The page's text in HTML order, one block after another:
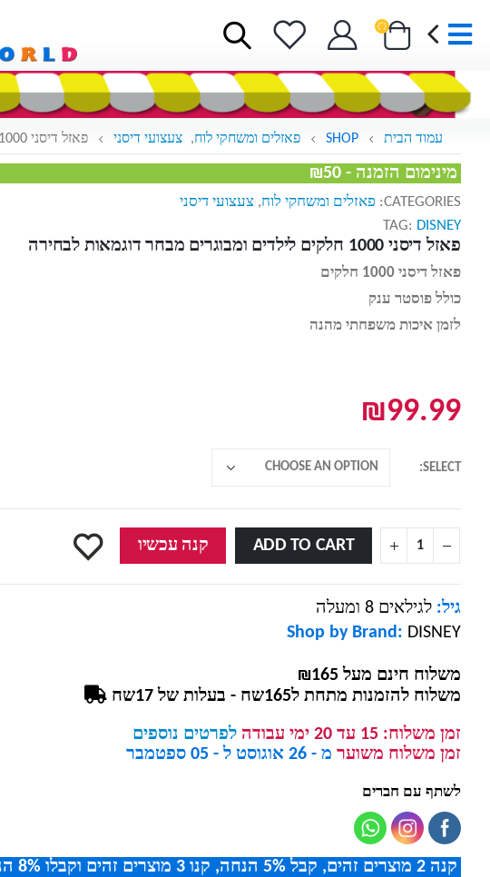
עמוד הבית SHOP פאזלים ומשחקי לוח, צעצועי דיסני פאזל דיסני 1000 חלקים לילדים ומבוגרים מבחר דוגמאות לבחירה
מינימום הזמנה - ₪50
CATEGORIES: פאזלים ומשחקי לוח, צעצועי דיסני
TAG: DISNEY
פאזל דיסני 1000 חלקים לילדים ומבוגרים מבחר דוגמאות לבחירה
פאזל דיסני 1000 חלקים
כולל פוסטר ענק
לזמן איכות משפחתי מהנה
₪99.99
SELECT
ADD TO CART קנה עכשיו
גיל: לגילאים 8 ומעלה
Shop by Brand: DISNEY
משלוח חינם מעל ₪165
משלוח להזמנות מתחת ל165שח - בעלות של 17שח
זמן משלוח:
לפרטים נוספים
זמן משלוח משוער מ - 26 אוגוסט ל - 05 ספטמבר
לשתף עם חברים
קנה 2 מוצרים זהים, קבל 5% הנחה , קנו 3 מוצרים זהים וקבלו 8% הנחה